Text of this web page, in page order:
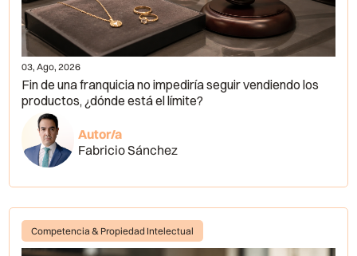
03, Ago, 2026
Fin de una franquicia no impediría seguir vendiendo los
productos, ¿dónde está el límite?
Autor/a
Fabricio Sánchez
Competencia & Propiedad Intelectual